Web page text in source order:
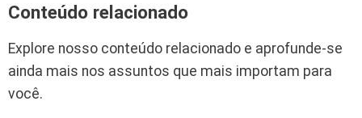
Conteúdo relacionado
Explore nosso conteúdo relacionado e aprofunde-se
ainda mais nos assuntos que mais importam para
você.